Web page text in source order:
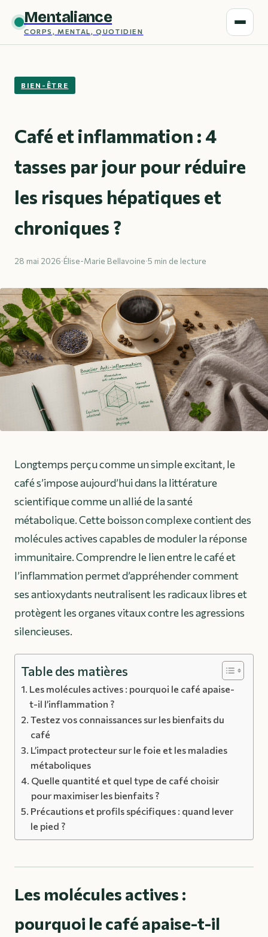
Mentaliance
CORPS, MENTAL, QUOTIDIEN
BIEN-ÊTRE
Café et inflammation : 4
tasses par jour pour réduire
les risques hépatiques et
chroniques ?
28 mai 2026·Élise-Marie Bellavoine·5 min de lecture
Longtemps perçu comme un simple excitant, le
café s’impose aujourd’hui dans la littérature
scientifique comme un allié de la santé
métabolique. Cette boisson complexe contient des
molécules actives capables de moduler la réponse
immunitaire. Comprendre le lien entre le café et
l’inflammation permet d’appréhender comment
ses antioxydants neutralisent les radicaux libres et
protègent les organes vitaux contre les agressions
silencieuses.
Table des matières
Les molécules actives : pourquoi le café apaise-
t-il l’inflammation ?
Testez vos connaissances sur les bienfaits du
café
L’impact protecteur sur le foie et les maladies
métaboliques
Quelle quantité et quel type de café choisir
pour maximiser les bienfaits ?
Précautions et profils spécifiques : quand lever
le pied ?
Les molécules actives :
pourquoi le café apaise-t-il